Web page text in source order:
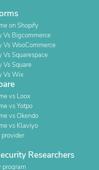
on Shopify
Vs Bigcommerce
Vs WooCommerce
Vs Squarespace
Vs Square
Vs Wix
vs Loox
vs Yotpo
vs Okendo
vs Klaviyo
Researchers
program